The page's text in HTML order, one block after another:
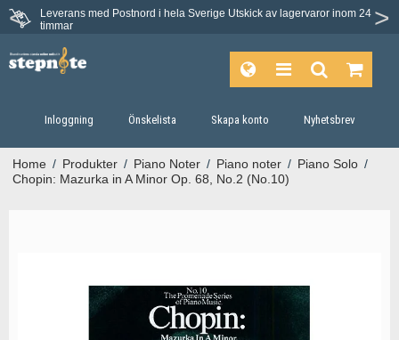
Leverans med Postnord i hela Sverige Utskick av lagervaror inom 24
timmar
Inloggning Önskelista Skapa konto Nyhetsbrev
Home / Produkter / Piano Noter / Piano noter / Piano Solo /
Chopin: Mazurka in A Minor Op. 68, No.2 (No.10)